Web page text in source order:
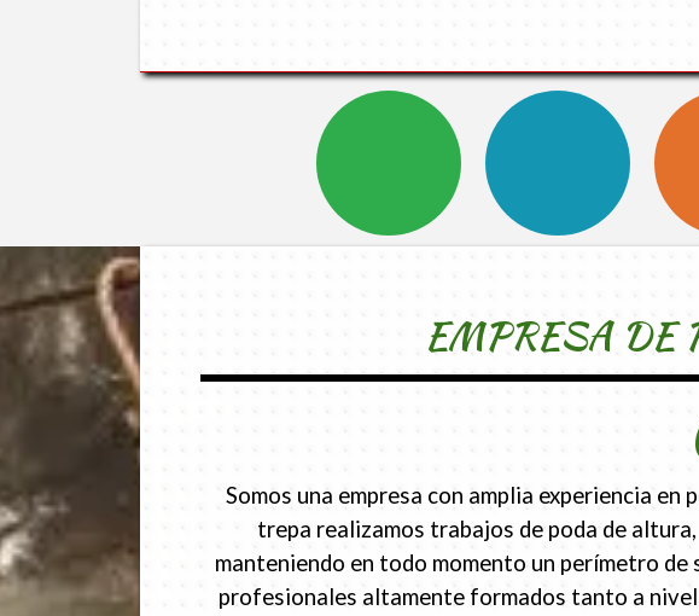
EMPRESA DE
Somos una empresa con amplia experiencia
trepa realizamos trabajos de poda de
manteniendo en todo momento un perímetro
profesionales altamente formados tanto a